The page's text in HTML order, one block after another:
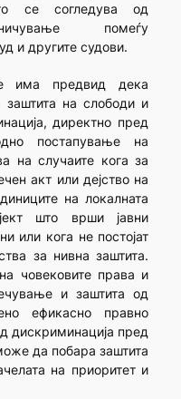
се согледува од
помеѓу
и другите судови.
има предвид дека
на слободи и
директно пред
постапување на
на случаите кога за
акт или дејство на
на локалната
што врши јавни
или кога не постојат
за нивна заштита.
човековите права и
и заштита од
ефикасно правно
дискриминација пред
да побара заштита
на приоритет и